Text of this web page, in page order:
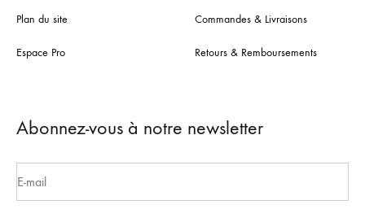
Plan du site
Espace Pro
Commandes & Livraisons
Retours & Remboursements
Abonnez-vous à notre newsletter